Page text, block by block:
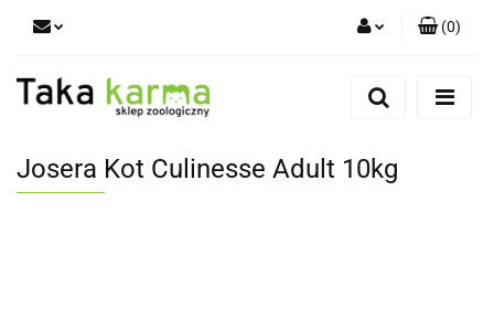
Zaloguj się
Zgody cookies
(0)
Josera Kot Culinesse Adult 10kg